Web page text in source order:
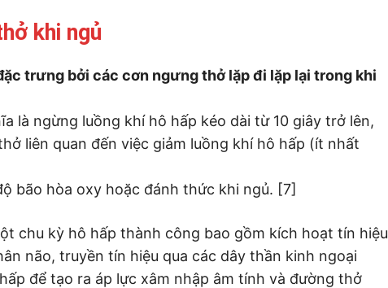
khi ngủ
trưng bởi các cơn ngưng thở lặp đi lặp lại trong khi
là ngừng luồng khí hô hấp kéo dài từ 10 giây trở lên,
liên quan đến việc giảm luồng khí hô hấp (ít nhất
bão hòa oxy hoặc đánh thức khi ngủ. [7]
chu kỳ hô hấp thành công bao gồm kích hoạt tín hiệu
não, truyền tín hiệu qua các dây thần kinh ngoại
để tạo ra áp lực xâm nhập âm tính và đường thở